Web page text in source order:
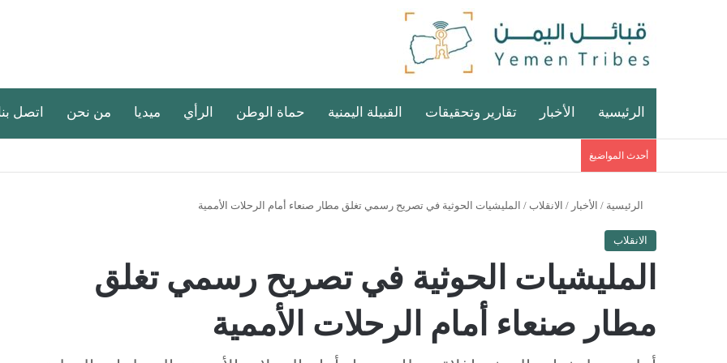
الرئيسية الأخبار تقارير وتحقيقات القبيلة اليمنية حماة الوطن الرأي ميديا من نحن اتصل
أحدث المواضيغ
الرئيسية / الأخبار / الانقلاب / المليشيات الحوثية في تصريح رسمي تغلق مطار صنعاء أمام الرحلات الأممية
الانقلاب
المليشيات الحوثية في تصريح رسمي تغلق
مطار صنعاء أمام الرحلات الأممية